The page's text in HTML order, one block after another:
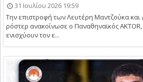
31 Ιουλίου 2026 19:59
Την επιστροφή των Λευτέρη Μαντζούκα
ρόστερ ανακοίνωσε ο Παναθηναϊκός
ενισχύουν τον ε...